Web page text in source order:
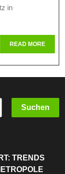
in
READ MOREREAD
MORE
Suchen
TRENDS